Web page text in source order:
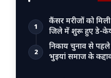
1
कैंसर मरीजों को
जिले में शुरू हुए डे-
2
निकाय चुनाव से
भुइयां समाज के